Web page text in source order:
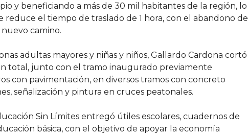
y beneficiando a más de 30 mil habitantes de la región, lo
el tiempo de traslado de 1 hora, con el abandono de
camino.
adultas mayores y niñas y niños, Gallardo Cardona cortó
total, junto con el tramo inaugurado previamente
con pavimentación, en diversos tramos con concreto
señalización y pintura en cruces peatonales.
Sin Límites entregó útiles escolares, cuadernos de
básica, con el objetivo de apoyar la economía